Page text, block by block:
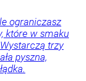
ograniczasz
które w smaku
trzy
pyszna,